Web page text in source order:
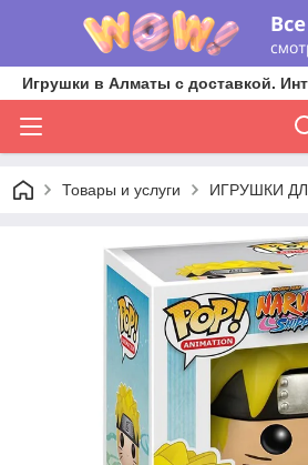
Игрушки в Алматы с доставкой.
Товары и услуги ИГРУШКИ